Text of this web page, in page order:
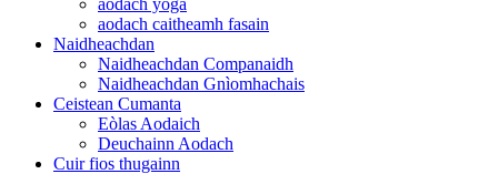
aodach yoga
aodach caitheamh fasain
Naidheachdan
Naidheachdan Companaidh
Naidheachdan Gnìomhachais
Ceistean Cumanta
Eòlas Aodaich
Deuchainn Aodach
Cuir fios thugainn